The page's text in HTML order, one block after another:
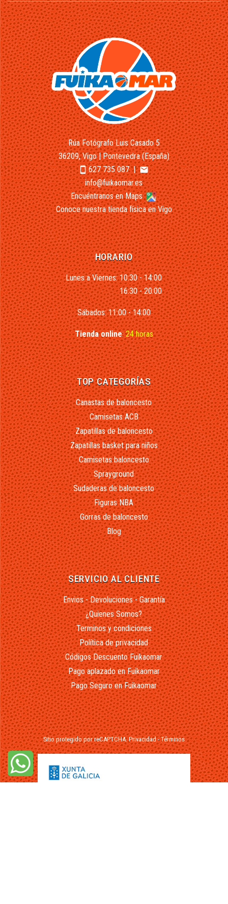
Rúa Fotógrafo Luis Casado 5
36209, Vigo | Pontevedra (España)
smartphone627 735 087|email
info@fuikaomar.es
Encuéntranos en Maps
Conoce nuestra tienda física en Vigo
HORARIO
Lunes a Viernes: 10:30 - 14:00
16:30 - 20:00
Sábados: 11:00 - 14:00
Tienda online:24 horas
TOP CATEGORÍAS
Canastas de baloncesto
Camisetas ACB
Zapatillas de baloncesto
Zapatillas basket para niños
Camisetas baloncesto
Sprayground
Sudaderas de baloncesto
Figuras NBA
Gorras de baloncesto
Blog
SERVICIO AL CLIENTE
Envios - Devoluciones - Garantía
¿Quienes Somos?
Terminos y condiciones
Política de privacidad
Códigos Descuento Fuikaomar
Pago aplazado en Fuikaomar
Pago Seguro en Fuikaomar
Sitio protegido por reCAPTCHA.Privacidad-Términos